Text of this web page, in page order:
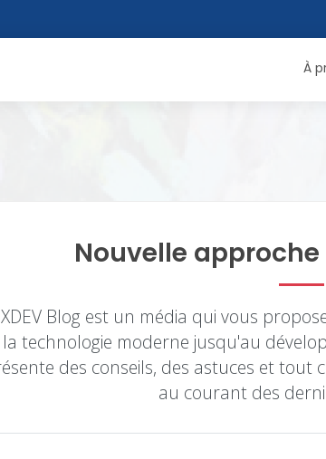
À
Articles sur la
Nouvelle
Blog est un média qui vous
la technologie moderne jusqu'au
des conseils, des astuces et
au courant des